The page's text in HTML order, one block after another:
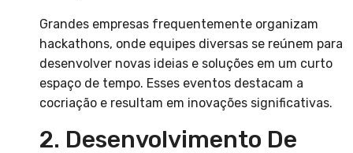
Grandes empresas frequentemente organizam
hackathons, onde equipes diversas se reúnem para
desenvolver novas ideias e soluções em um curto
espaço de tempo. Esses eventos destacam a
cocriação e resultam em inovações significativas.
2. Desenvolvimento De